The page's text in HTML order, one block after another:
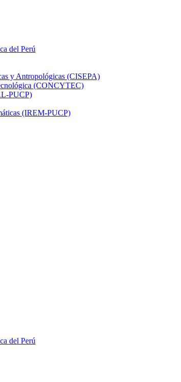
del Perú
y Antropológicas (CISEPA)
(CONCYTEC)
PUCP)
(IREM-PUCP)
del Perú